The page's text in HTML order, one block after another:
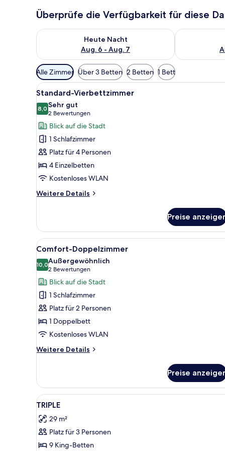
Überprüfe die Verfügbarkeit für diese
Heute Nacht
Aug. 6 - Aug. 7
Überprüfe die Verfügbarkeit für heute Nacht, Aug. 6
Überprüfe
Verfügbare
Filter
für
Zimmer
Alle Zimmer Über 3 Betten 2 Betten 1 Bett
Alle
Fotos
für
Standard-
Vierbettzimmer
anzeigen
Standard-Vierbettzimmer |
14
Standard-Vierbettzimmer
8,08,0 von 10
Sehr gut
2 Bewertungen
(2
Bewertungen)
Blick auf die Stadt
1 Schlafzimmer
Platz für 4 Personen
4 Einzelbetten
Kostenloses WLAN
Weitere Details
Weitere
Vierbettzimmer
Preise
Alle
Fotos
für
Comfort-
Doppelzimmer
anzeigen
Ein Hotelzimmer mit zwei
15
Comfort-Doppelzimmer
10,010,0 von 10
Außergewöhnlich
2 Bewertungen
(2
Bewertungen)
Blick auf die Stadt
1 Schlafzimmer
Platz für 2 Personen
1 Doppelbett
Kostenloses WLAN
Weitere Details
Weitere
Doppelzimmer
Preise
Alle
Fotos
für
TRIPLE
anzeigen
Zimmersafe, Schreibtisch,
3
TRIPLE
29 m²
Platz für 3 Personen
9 King-Betten